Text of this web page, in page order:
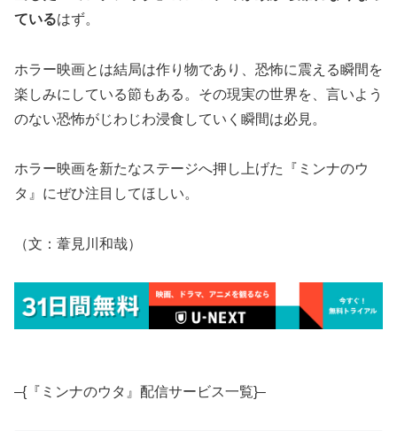
ているはず。
ホラー映画とは結局は作り物であり、恐怖に震える瞬間を
楽しみにしている節もある。その現実の世界を、言いよう
のない恐怖がじわじわ浸食していく瞬間は必見。
ホラー映画を新たなステージへ押し上げた『ミンナのウ
タ』にぜひ注目してほしい。
（文：葦見川和哉）
–{『ミンナのウタ』配信サービス一覧}–